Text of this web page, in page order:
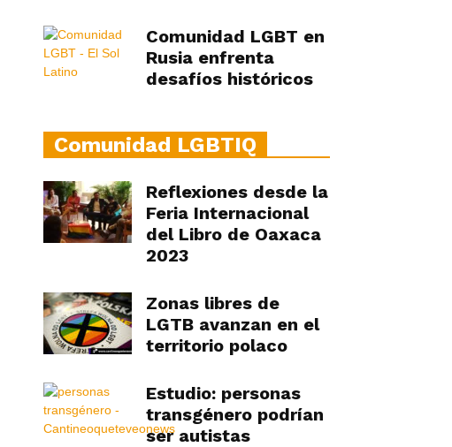
Comunidad LGBT en
Rusia enfrenta
desafíos históricos
Comunidad LGBTIQ
Reflexiones desde la
Feria Internacional
del Libro de Oaxaca
2023
Zonas libres de
LGTB avanzan en el
territorio polaco
Estudio: personas
transgénero podrían
ser autistas